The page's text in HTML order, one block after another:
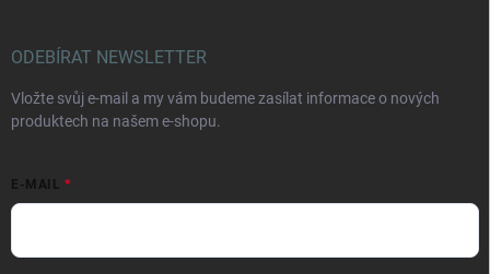
ODEBÍRAT NEWSLETTER
Vložte svůj e-mail a my vám budeme zasílat informace o nových
produktech na našem e-shopu.
E-MAIL